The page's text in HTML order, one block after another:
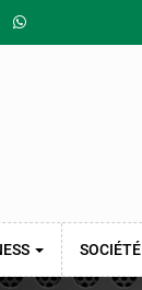
SOCIÉTÉ